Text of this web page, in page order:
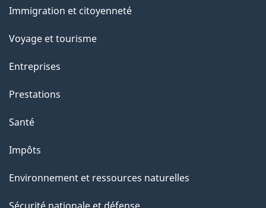
a
a
g
"
sujets
Immigration et citoyenneté
Voyage et tourisme
Entreprises
Prestations
Santé
Impôts
Environnement et ressources naturelles